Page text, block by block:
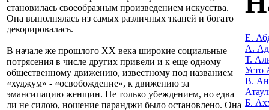
становилась своеобразным произведением искусства.
Она выполнялась из самых различных тканей и богато
декорировалась.
В начале же прошлого XX века широкие социальные
потрясения в числе других привели и к еще одному
общественному движению, известному под названием
«худжум» - «освобождение», к движению за
эмансипацию женщин. Не только убеждением, но едва
ли не силою, ношение паранджи было остановлено. Она
Е.
А.
Т.
Усто
В.
Б.